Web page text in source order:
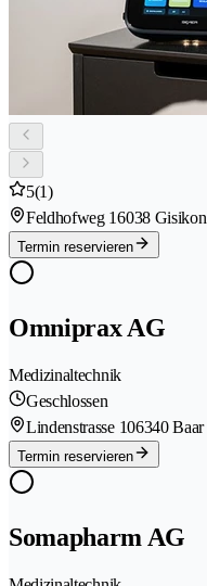
5(1)
Feldhofweg 16038 Gisikon
Termin reservieren
Omniprax AG
Medizinaltechnik
Geschlossen
Lindenstrasse 106340 Baar
Termin reservieren
Somapharm AG